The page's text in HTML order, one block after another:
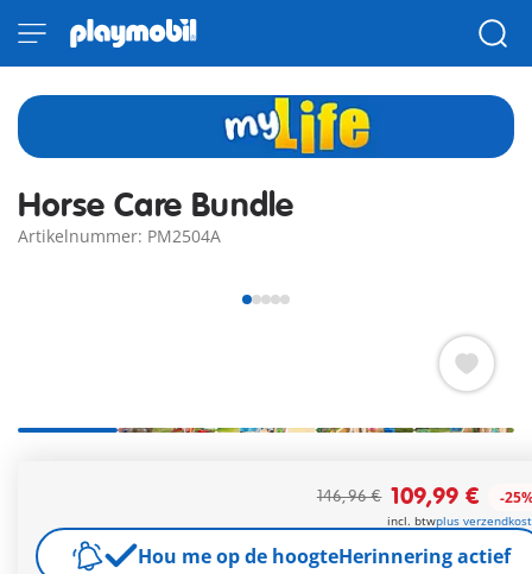
Horse Care Bundle
Artikelnummer: PM2504A
146,96 € 109,99 €
incl. btw plus verzendkosten
146,96 € 109,99 € -
incl. btwplus
Hou me op de hoogteHerinnering actief